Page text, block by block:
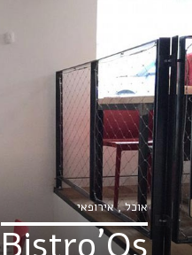
אוכל,אירופאי